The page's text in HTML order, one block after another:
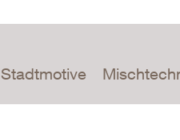
Stadtmotive